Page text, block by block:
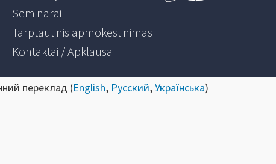
Seminarai
Tarptautinis apmokestinimas
Kontaktai / Apklausa
переклад (English, Русский,Українська)